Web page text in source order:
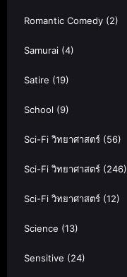
Romantic Comedy (2)
Samurai (4)
Satire (19)
School (9)
Sci-Fi วิทยาศาสตร์ (56)
Sci-Fi วิทยาศาสตร์ (246)
Sci-Fi วิทยาศาสตร์ (12)
Science (13)
Sensitive (24)